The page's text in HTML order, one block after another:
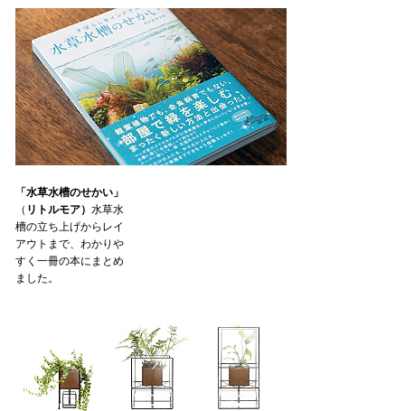
「水草水槽のせかい」
（ リトルモア） 水草水
槽の立ち上げからレイ
アウトまで、わかりや
すく一冊の本にまとめ
ました。